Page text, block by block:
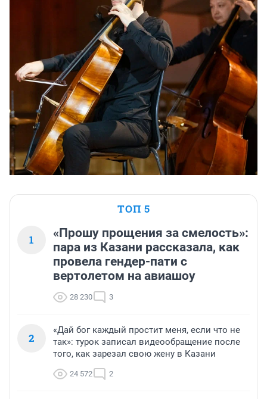
ТОП 5
1
«Прошу прощения за смелость»:
пара из Казани рассказала, как
провела гендер-пати с
вертолетом на авиашоу
28 230 3
2
«Дай бог каждый простит меня, если что не
так»: турок записал видеообращение после
того, как зарезал свою жену в Казани
24 572 2